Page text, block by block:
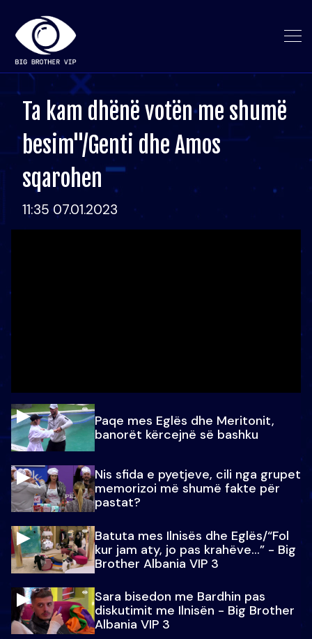
Ta kam dhënë votën me shumë
besim"/Genti dhe Amos
sqarohen
11:35 07.01.2023
Paqe mes Eglës dhe Meritonit,
banorët kërcejnë së bashku
Nis sfida e pyetjeve, cili nga grupet
memorizoi më shumë fakte për
pastat?
Batuta mes Ilnisës dhe Eglës/“Fol
kur jam aty, jo pas krahëve…” - Big
Brother Albania VIP 3
Sara bisedon me Bardhin pas
diskutimit me Ilnisën - Big Brother
Albania VIP 3